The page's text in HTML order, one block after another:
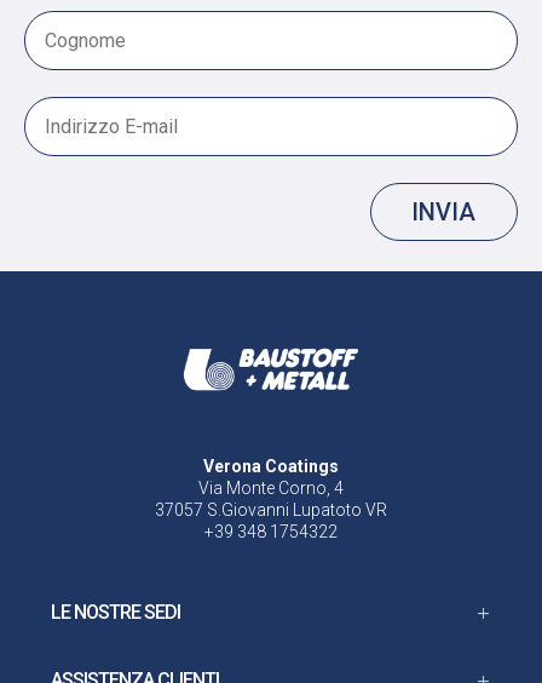
INVIA
Verona Coatings
Via Monte Corno, 4
37057 S.Giovanni Lupatoto VR
+39 348 1754322
LE NOSTRE SEDI